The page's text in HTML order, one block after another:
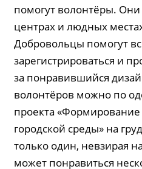
помогут волонтёры.
центрах и людных
Добровольцы помогут
зарегистрироваться и
за понравившийся
волонтёров можно по
проекта
городской среды» на
только один, невзирая
может понравиться